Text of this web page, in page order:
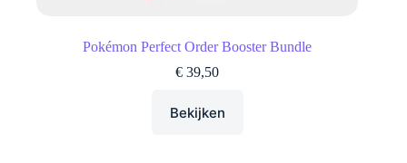
Pokémon Perfect Order Booster Bundle
€ 39,50
Bekijken